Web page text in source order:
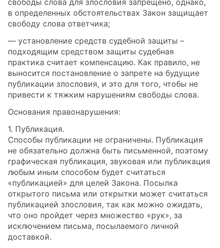
свободы слова для злословия запрещено, однако,
в определенных обстоятельствах Закон защищает
свободу слова ответчика;
— установление средств судебной защиты –
подходящим средством защиты судебная
практика считает компенсацию. Как правило, не
выносится постановление о запрете на будущие
публикации злословия, и это для того, чтобы не
привести к тяжким нарушениям свободы слова.
Основания правонарушения:
1. Публикация.
Способы публикации не ограничены. Публикация
не обязательно должна быть письменной, поэтому
графическая публикация, звуковая или публикация
любым иным способом будет считаться
«публикацией» для целей Закона. Посылка
открытого письма или открытки может считаться
публикацией злословия, так как можно ожидать,
что оно пройдет через множество «рук», за
исключением письма, посылаемого личной
доставкой.